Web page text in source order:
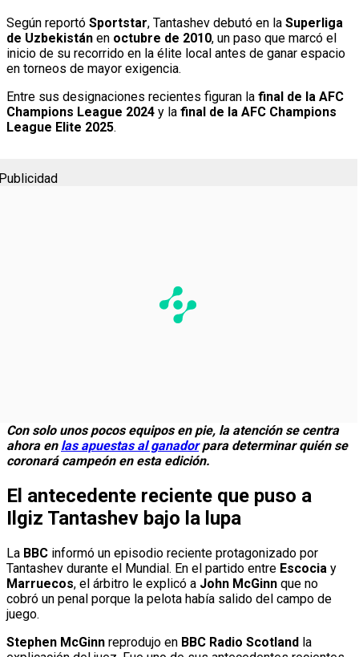
Según reportó Sportstar, Tantashev debutó en la Superliga
de Uzbekistán en octubre de 2010, un paso que marcó el
inicio de su recorrido en la élite local antes de ganar espacio
en torneos de mayor exigencia.
Entre sus designaciones recientes figuran la final de la AFC
Champions League 2024 y la final de la AFC Champions
League Elite 2025.
Con solo unos pocos equipos en pie, la atención se centra
ahora en las apuestas al ganadorpara determinar quién se
coronará campeón en esta edición.
El antecedente reciente que puso a
Ilgiz Tantashev bajo la lupa
La BBC informó un episodio reciente protagonizado por
Tantashev durante el Mundial. En el partido entre Escocia y
Marruecos, el árbitro le explicó a John McGinn que no
cobró un penal porque la pelota había salido del campo de
juego.
Stephen McGinn reprodujo en BBC Radio Scotland la